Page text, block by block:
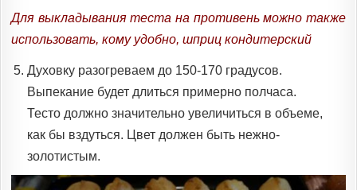
Для выкладывания теста на противень можно также
использовать, кому удобно, шприц кондитерский
Духовку разогреваем до 150-170 градусов.
Выпекание будет длиться примерно полчаса.
Тесто должно значительно увеличиться в объеме,
как бы вздуться. Цвет должен быть нежно-
золотистым.